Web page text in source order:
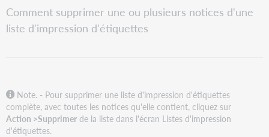
que
PDFune
ou
d'impression
d'étiquettes
Supprimer
toutes
Comment supprimer une ou plusieurs notices d'une
liste d'impression d'étiquettes
Note. - Pour supprimer une liste d'impression d'étiquettes
complète, avec toutes les notices qu'elle contient, cliquez sur
Action >Supprimer de la liste dans l'écran Listes d'impression
d'étiquettes.